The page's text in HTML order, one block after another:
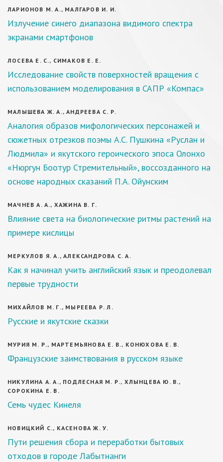
ЛАРИОНОВ М. А., МАЛГАРОВ И. И.
Излучение синего диапазона видимого спектра
экранами смартфонов
ЛОСЕВА Е. С., СИМАКОВ Е. Е.
Исследование свойств поверхностей вращения с
использованием моделирования в САПР «Компас»
МАЛЫШЕВА Ж. А., АНДРЕЕВА С. Р.
Аналогия образов мифологических персонажей и
сюжетных отрезков поэмы А.С. Пушкина «Руслан и
Людмила» и якутского героического эпоса Олонхо
«Нюргун Боотур Стремительный», воссозданного на
основе народных сказаний П.А. Ойунским
МАЧНЕВ А. А., ХАЖИНА В. Г.
Влияние света на биологические ритмы растений на
примере кислицы
МЕРКУЛОВ Я. А., АЛЕКСАНДРОВА С. А.
Как я начинал учить английский язык и преодолевал
первые трудности
МИХАЙЛОВ М. Г., МЫРЕЕВА Р. Л.
Русские и якутские сказки
МУРИЯ М. Р., МАРТЕМЬЯНОВА Е. В., КОНЮХОВА Е. В.
Французские заимствования в русском языке
НИКУЛИНА А. А., ПОДЛЕСНАЯ М. Р., ХЛЫНЦЕВА Ю. В.,
СОРОКИНА Е. В.
Семь чудес Кинеля
НОВИЦКИЙ С., КАСЕНОВА Ж. У.
Пути решения сбора и переработки бытовых
отходов в городе Лабытнанги